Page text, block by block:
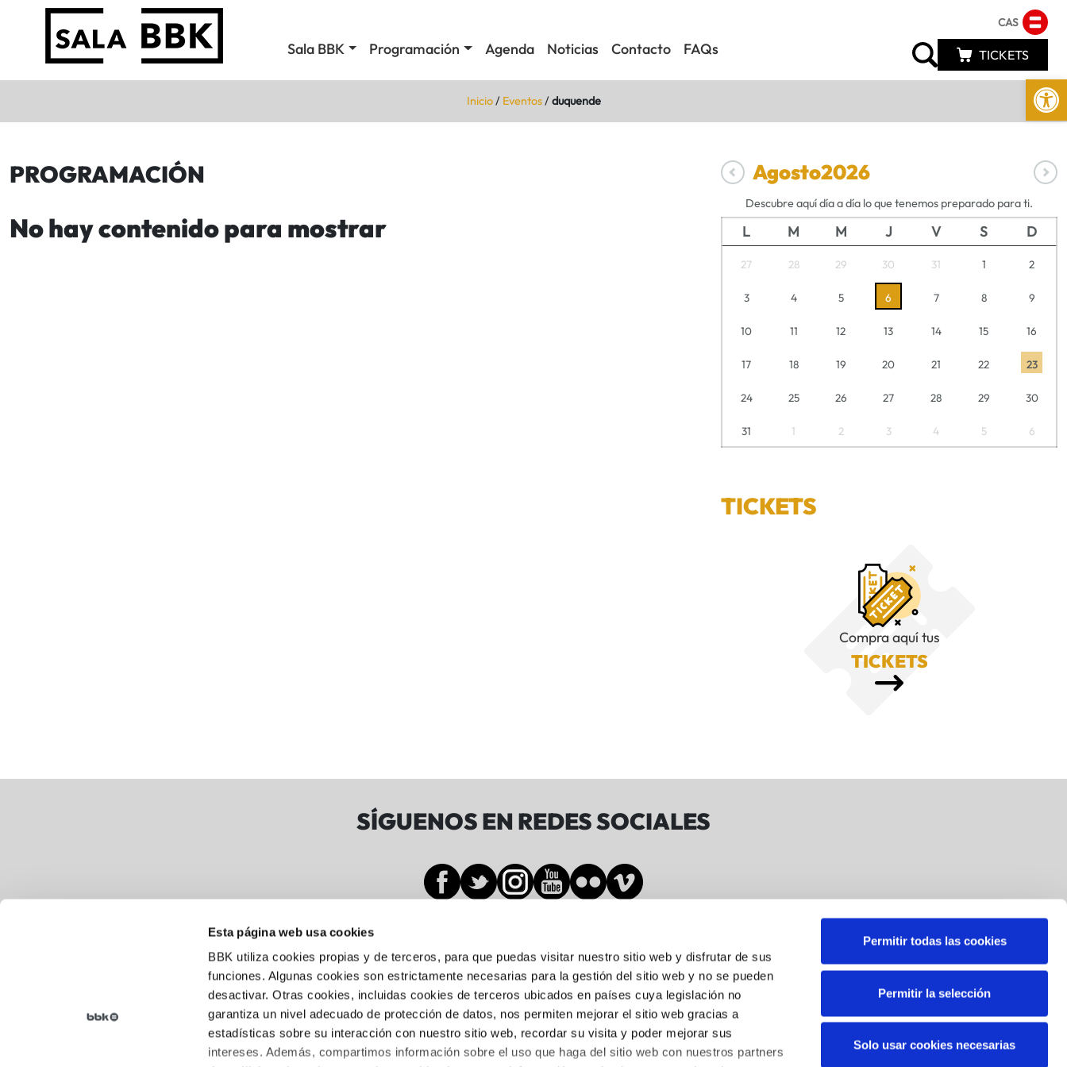
Esta página web usa cookies
BBK utiliza cookies propias y de terceros, para que puedas visitar nuestro sitio web y disfrutar de sus
funciones. Algunas cookies son estrictamente necesarias para la gestión del sitio web y no se pueden
desactivar. Otras cookies, incluidas cookies de terceros ubicados en países cuya legislación no
garantiza un nivel adecuado de protección de datos, nos permiten mejorar el sitio web gracias a
estadísticas sobre su interacción con nuestro sitio web, recordar su visita y poder mejorar sus
intereses. Además, compartimos información sobre el uso que haga del sitio web con nuestros partners
Permitir todas las cookies
Permitir la selección
Solo usar cookies necesarias
Abrir
Sala BBK Programación Agenda Noticias Contacto FAQs
CAS
TICKETS
Inicio/ Eventos/duquende
PROGRAMACIÓN
No hay contenido para mostrar
Agosto2026
Descubre aquí día a día lo que tenemos preparado para ti.
L M M J V S D
27 28 29 30 31 1 2
3 4 5 6 7 8 9
10 11 12 13 14 15 16
17 18 19 20 21 22 23
24 25 26 27 28 29 30
31 1 2 3 4 5 6
TICKETS
Compra aquí tus
TICKETS
SÍGUENOS EN REDES SOCIALES
Sala BBK
Gran Vía de Don Diego López de Haro, 19-21
Abando, 48001 Bilbo, Bizkaia
944 05 88 24
Suscríbete a nuestra newsletter
Correo*
Al suscribirse, usted consiente el tratamiento de sus datos
personales. Sus datos serán tratados por BBK para el envío